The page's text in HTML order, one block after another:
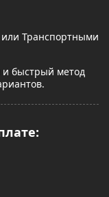
или Транспортными
быстрый метод